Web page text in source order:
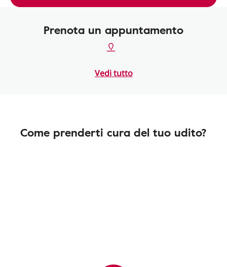
Prenota un appuntamento
Vedi tutto
Come prenderti cura del tuo udito?